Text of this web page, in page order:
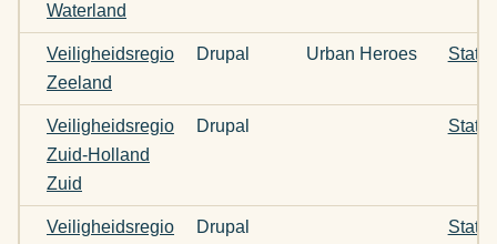
Waterland
Veiligheidsregio
Zeeland
Drupal Urban Heroes
Veiligheidsregio
Zuid-Holland
Zuid
Drupal
Veiligheidsregio
Drupal